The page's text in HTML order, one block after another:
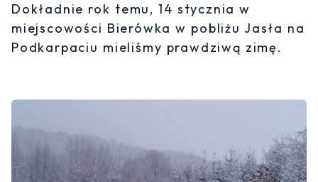
Dokładnie rok temu, 14 stycznia w
miejscowości Bierówka w pobliżu Jasła na
Podkarpaciu mieliśmy prawdziwą zimę.